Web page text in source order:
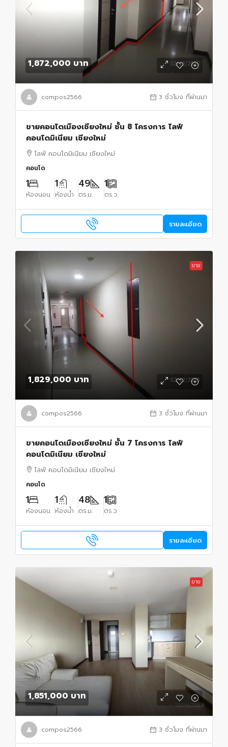
1,872,000 บาท
compos2566 3 ชั่วโมง ที่ผ่านมา
ขายคอนโดเมืองเชียงใหม่ ชั้น 8 โครงการ ไลฟ์
คอนโดมิเนียม เชียงใหม่
ไลฟ์ คอนโดมิเนียม เชียงใหม่
คอนโด
1
ห้องนอน
1
ห้องน้ำ
49
ตร.ม.
1
ตร.ว.
รายละเอียด
ขาย
1,829,000 บาท
compos2566 3 ชั่วโมง ที่ผ่านมา
ขายคอนโดเมืองเชียงใหม่ ชั้น 7 โครงการ ไลฟ์
คอนโดมิเนียม เชียงใหม่
ไลฟ์ คอนโดมิเนียม เชียงใหม่
คอนโด
1
ห้องนอน
1
ห้องน้ำ
48
ตร.ม.
1
ตร.ว.
รายละเอียด
ขาย
1,851,000 บาท
compos2566 3 ชั่วโมง ที่ผ่านมา